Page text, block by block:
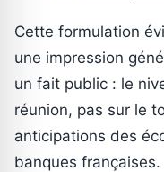
Cette formulation
une impression
un fait public : le
réunion, pas sur le
anticipations des
banques françaises.